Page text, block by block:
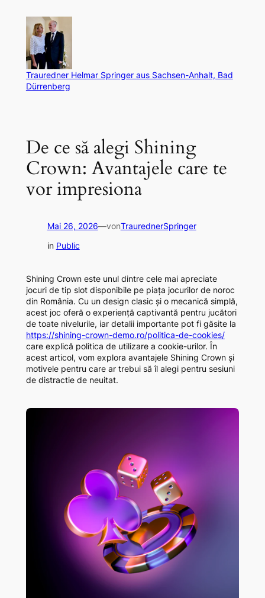
springen
Trauredner Helmar Springer aus Sachsen-Anhalt, Bad
Dürrenberg
De ce să alegi Shining
Crown: Avantajele care te
vor impresiona
Mai 26, 2026—vonTraurednerSpringer
in Public
Shining Crown este unul dintre cele mai apreciate
jocuri de tip slot disponibile pe piața jocurilor de noroc
din România. Cu un design clasic și o mecanică simplă,
acest joc oferă o experiență captivantă pentru jucători
de toate nivelurile, iar detalii importante pot fi găsite la
https://shining-crown-demo.ro/politica-de-cookies/
care explică politica de utilizare a cookie-urilor. În
acest articol, vom explora avantajele Shining Crown și
motivele pentru care ar trebui să îl alegi pentru sesiuni
de distractie de neuitat.